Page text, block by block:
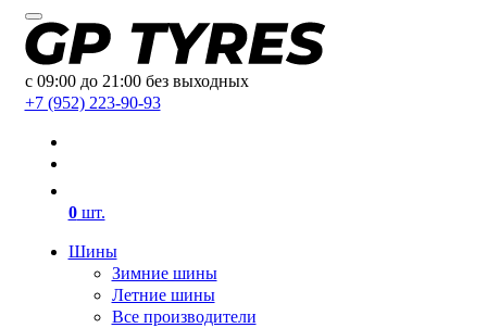
с 09:00 до 21:00 без выходных
+7 (952) 223-90-93
0шт.
Шины
Зимние шины
Летние шины
Все производители